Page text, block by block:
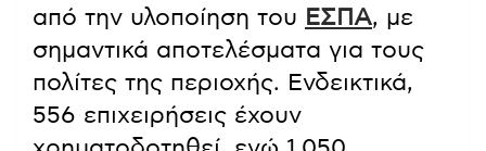
από την υλοποίηση του ΕΣΠΑ, με
σημαντικά αποτελέσματα για τους
πολίτες της περιοχής. Ενδεικτικά,
556 επιχειρήσεις έχουν